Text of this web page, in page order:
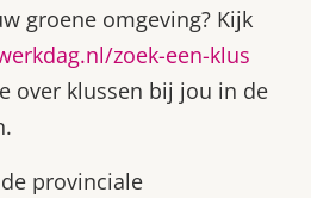
groene omgeving? Kijk
zoek-een-klus
over klussen bij jou in de
provinciale